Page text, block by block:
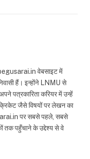
वेबसाइट में
हैं। इन्होंने LNMU से
पत्रकारिता करियर में उन्हें
जैसे विषयों पर लेखन का
पर सबसे पहले, सबसे
तक पहुँचाने के उद्देश्य से वे